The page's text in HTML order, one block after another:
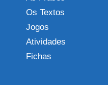
Os Textos
Jogos
Atividades
Fichas